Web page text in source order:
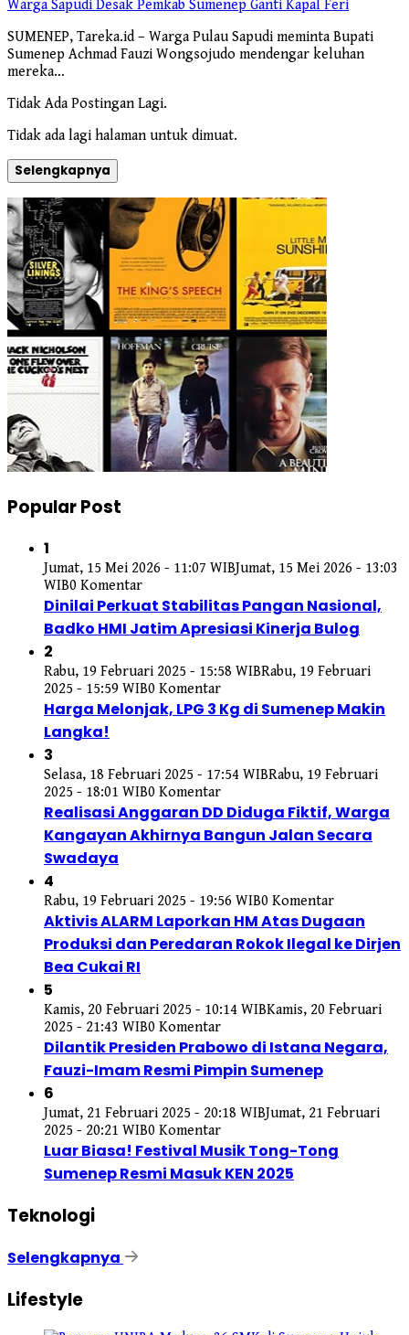
Warga Sapudi Desak Pemkab Sumenep Ganti Kapal Feri
SUMENEP, Tareka.id – Warga Pulau Sapudi meminta Bupati
Sumenep Achmad Fauzi Wongsojudo mendengar keluhan
mereka…
Tidak Ada Postingan Lagi.
Tidak ada lagi halaman untuk dimuat.
Selengkapnya
Popular Post
1
Jumat, 15 Mei 2026 - 11:07 WIBJumat, 15 Mei 2026 - 13:03
WIB0 Komentar
Dinilai Perkuat Stabilitas Pangan Nasional,
Badko HMI Jatim Apresiasi Kinerja Bulog
2
Rabu, 19 Februari 2025 - 15:58 WIBRabu, 19 Februari
2025 - 15:59 WIB0 Komentar
Harga Melonjak, LPG 3 Kg di Sumenep Makin
Langka!
3
Selasa, 18 Februari 2025 - 17:54 WIBRabu, 19 Februari
2025 - 18:01 WIB0 Komentar
Realisasi Anggaran DD Diduga Fiktif, Warga
Kangayan Akhirnya Bangun Jalan Secara
Swadaya
4
Rabu, 19 Februari 2025 - 19:56 WIB0 Komentar
Aktivis ALARM Laporkan HM Atas Dugaan
Produksi dan Peredaran Rokok Ilegal ke Dirjen
Bea Cukai RI
5
Kamis, 20 Februari 2025 - 10:14 WIBKamis, 20 Februari
2025 - 21:43 WIB0 Komentar
Dilantik Presiden Prabowo di Istana Negara,
Fauzi-Imam Resmi Pimpin Sumenep
6
Jumat, 21 Februari 2025 - 20:18 WIBJumat, 21 Februari
2025 - 20:21 WIB0 Komentar
Luar Biasa! Festival Musik Tong-Tong
Sumenep Resmi Masuk KEN 2025
Teknologi
Selengkapnya
Lifestyle